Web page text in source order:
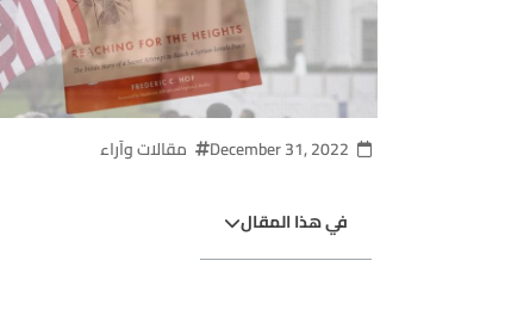
December 31, 2022 مقالات وآراء
في هذا المقال